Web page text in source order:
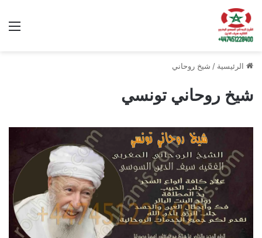
الرئيسية / شيخ روحاني
شيخ روحاني تونسي